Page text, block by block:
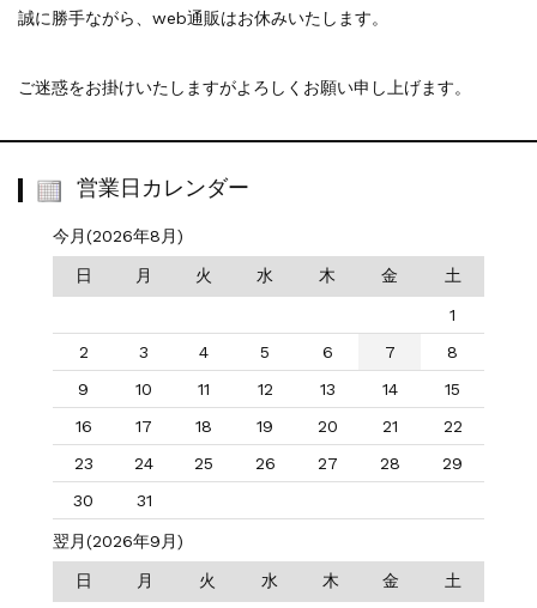
誠に勝手ながら、web通販はお休みいたします。
ご迷惑をお掛けいたしますがよろしくお願い申し上げます。
営業日カレンダー
今月(2026年8月)
日 月 火 水 木 金 土
1
2
3 4 5 6 7
8
9
10 11 12 13 14
15
16
17 18 19 20 21
22
23
24 25 26 27 28
29
30
31
翌月(2026年9月)
日 月 火 水 木 金 土